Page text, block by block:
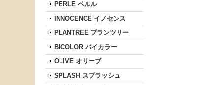
PERLE ペルル
INNOCENCE イノセンス
PLANTREE プランツリー
BICOLOR バイカラー
OLIVE オリーブ
SPLASH スプラッシュ